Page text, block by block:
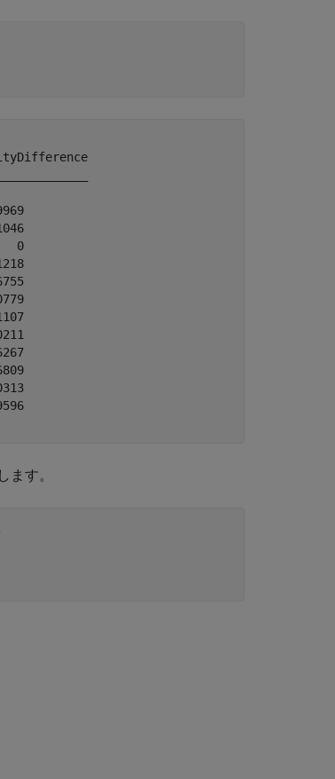
0.079969
0.1046
0
0.11218
0.066755
0.0080779
0.041107
0.10211
0.16267
0.16809
0.030313
0.049596
ます。